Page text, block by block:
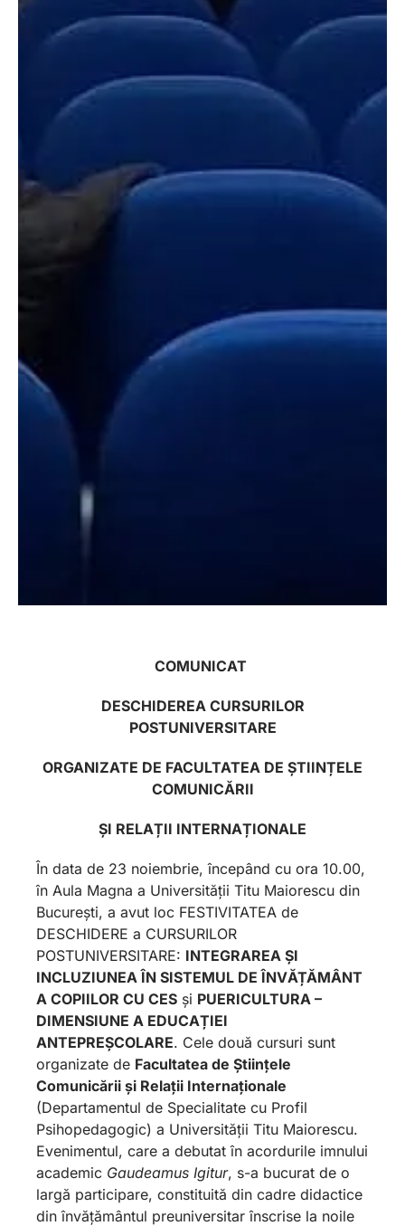
COMUNICAT
DESCHIDEREA CURSURILOR
POSTUNIVERSITARE
ORGANIZATE DE FACULTATEA DE ȘTIINȚELE
COMUNICĂRII
ȘI RELAȚII INTERNAȚIONALE
În data de 23 noiembrie, începând cu ora 10.00,
în Aula Magna a Universității Titu Maiorescu din
București, a avut loc FESTIVITATEA de
DESCHIDERE a CURSURILOR
POSTUNIVERSITARE: INTEGRAREA ȘI
INCLUZIUNEA ÎN SISTEMUL DE ÎNVĂȚĂMÂNT
A COPIILOR CU CES și PUERICULTURA –
DIMENSIUNE A EDUCAȚIEI
ANTEPREȘCOLARE. Cele două cursuri sunt
organizate de Facultatea de Științele
Comunicării și Relații Internaționale
(Departamentul de Specialitate cu Profil
Psihopedagogic) a Universității Titu Maiorescu.
Evenimentul, care a debutat în acordurile imnului
academic Gaudeamus Igitur, s-a bucurat de o
largă participare, constituită din cadre didactice
din învățământul preuniversitar înscrise la noile